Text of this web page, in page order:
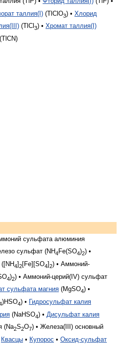
таллия(I) (TlClO3) • Хлорид
(TlCl 3) • Хромат таллия(I)
(TlCN)
сульфата алюминия
сульфат (NH4Fe(SO4)2) •
4]2[Fe][SO4]2) • Аммоний-
4)2) • Аммоний-церий(IV) сульфат
сульфата магния (MgSO4) •
)HSO4) • Гидросульфат калия
(NaHSO4) • Дисульфат калия
(Na2S2O7) • Железа(III) основный
Квасцы • Купорос • Оксид-сульфат